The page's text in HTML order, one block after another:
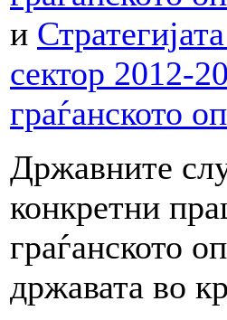
и
сектор 2012-
граѓанското
Државните
конкретни
граѓанското
државата во